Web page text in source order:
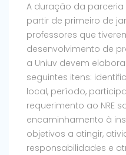
A duração da
partir de primeiro de
professores que
desenvolvimento de
a Uniuv devem
seguintes itens:
local, período,
requerimento ao NRE
encaminhamento à
objetivos a atingir,
responsabilidades e